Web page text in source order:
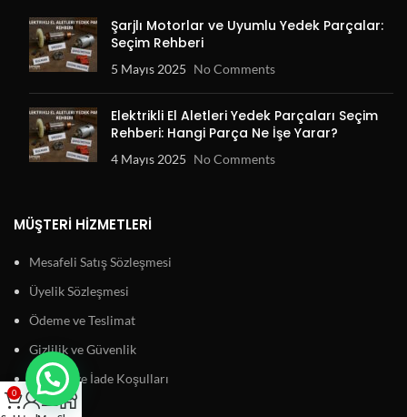
Şarjlı Motorlar ve Uyumlu Yedek Parçalar:
Seçim Rehberi
5 Mayıs 2025 No Comments
Elektrikli El Aletleri Yedek Parçaları Seçim
Rehberi: Hangi Parça Ne İşe Yarar?
4 Mayıs 2025 No Comments
MÜŞTERI HIZMETLERI
Mesafeli Satış Sözleşmesi
Üyelik Sözleşmesi
Ödeme ve Teslimat
Gizlilik ve Güvenlik
Garanti ve İade Koşulları
0